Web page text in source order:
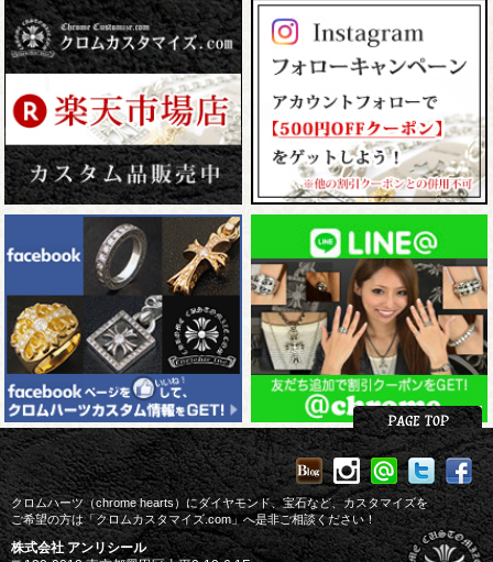
クロムハーツ（chrome hearts）にダイヤモンド、宝石など、カスタマイズを
ご希望の方は「クロムカスタマイズ.com」へ是非ご相談ください！
株式会社 アンリシール